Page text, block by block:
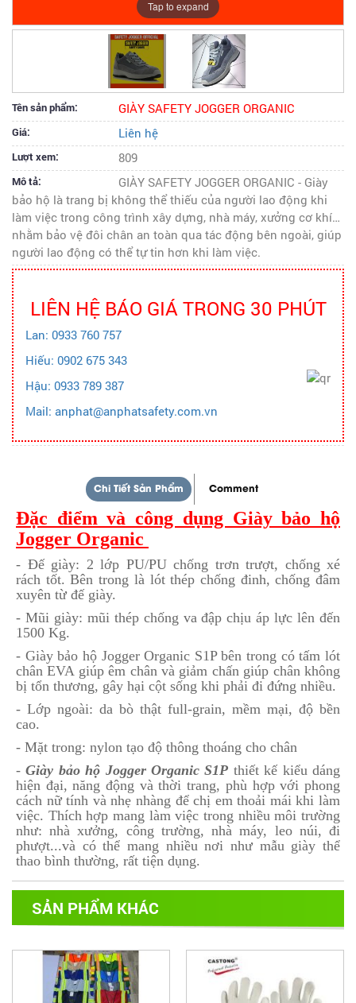
Tap to expand
Tên sản phẩm: GIÀY SAFETY JOGGER ORGANIC
Giá: Liên hệ
Lượt xem: 809
Mô tả:
GIÀY SAFETY JOGGER ORGANIC - Giày
bảo hộ là trang bị không thể thiếu của người lao động khi
làm việc trong công trình xây dựng, nhà máy, xưởng cơ khí…
nhằm bảo vệ đôi chân an toàn qua tác động bên ngoài, giúp
người lao động có thể tự tin hơn khi làm việc.
LIÊN HỆ BÁO GIÁ TRONG 30 PHÚT
Lan: 0933 760 757
Hiếu: 0902 675 343
Hậu: 0933 789 387
Mail: anphat@anphatsafety.com.vn
Chi Tiết Sản Phẩm Comment
Đặc điểm và công dụng Giày bảo hộ
Jogger Organic
- Đế giày: 2 lớp PU/PU chống trơn trượt, chống xé
rách tốt. Bên trong là lót thép chống đinh, chống đâm
xuyên từ đế giày.
- Mũi giày: mũi thép chống va đập chịu áp lực lên đến
1500 Kg.
- Giày bảo hộ Jogger Organic S1P bên trong có tấm lót
chân EVA giúp êm chân và giảm chấn giúp chân không
bị tổn thương, gây hại cột sống khi phải đi đứng nhiều.
- Lớp ngoài: da bò thật full-grain, mềm mại, độ bền
cao.
- Mặt trong: nylon tạo độ thông thoáng cho chân
-Giày bảo hộ Jogger Organic S1P thiết kế kiểu dáng
hiện đại, năng động và thời trang, phù hợp với phong
cách nữ tính và nhẹ nhàng để chị em thoải mái khi làm
việc. Thích hợp mang làm việc trong nhiều môi trường
như: nhà xưởng, công trường, nhà máy, leo núi, đi
phượt...và có thể mang nhiều nơi như mẫu giày thể
thao bình thường, rất tiện dụng.
SẢN PHẨM KHÁC